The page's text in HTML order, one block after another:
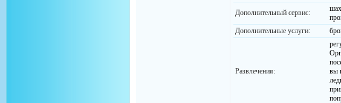
Дополнительный сервис:
Дополнительные услуги:
Развлечения:
вы